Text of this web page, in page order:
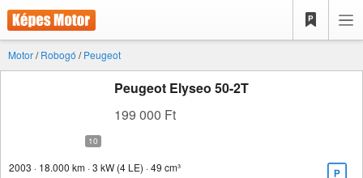
Motor/Robogó /Peugeot
Peugeot Elyseo 50-2T
199 000 Ft
2003 · 18.000 km · 3 kW (4 LE) · 49 cm³